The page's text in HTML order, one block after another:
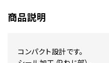
商品説明
コンパクト設計です。